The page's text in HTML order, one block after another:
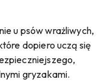
u psów wrażliwych,
dopiero uczą się
gryzakami.